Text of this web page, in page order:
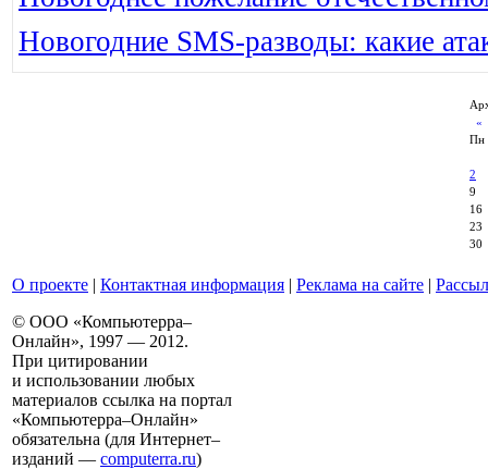
Новогодние SMS-разводы: какие
«
Пн
2
9
16
23
30
О проекте | Контактная информация | Реклама на сайте |
© ООО «Компьютерра–
Онлайн», 1997 — 2012.
При цитировании
и использовании любых
материалов ссылка на портал
«Компьютерра–Онлайн»
обязательна (для Интернет–
изданий — computerra.ru)